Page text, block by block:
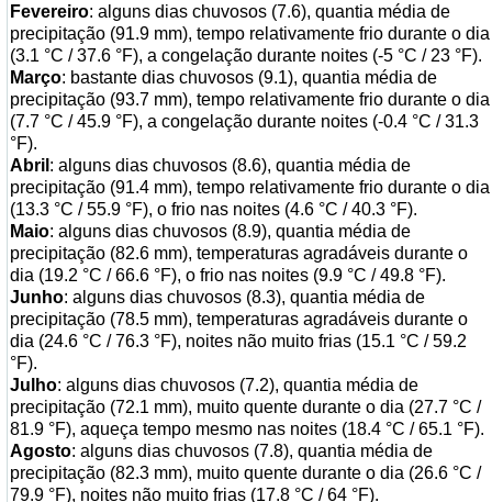
Fevereiro: alguns dias chuvosos (7.6), quantia média de
precipitação (91.9 mm), tempo relativamente frio durante o dia
(3.1 °C / 37.6 °F), a congelação durante noites (-5 °C / 23 °F).
Março: bastante dias chuvosos (9.1), quantia média de
precipitação (93.7 mm), tempo relativamente frio durante o dia
(7.7 °C / 45.9 °F), a congelação durante noites (-0.4 °C / 31.3
°F).
Abril : alguns dias chuvosos (8.6), quantia média de
precipitação (91.4 mm), tempo relativamente frio durante o dia
(13.3 °C / 55.9 °F), o frio nas noites (4.6 °C / 40.3 °F).
Maio: alguns dias chuvosos (8.9), quantia média de
precipitação (82.6 mm), temperaturas agradáveis durante o
dia (19.2 °C / 66.6 °F), o frio nas noites (9.9 °C / 49.8 °F).
Junho: alguns dias chuvosos (8.3), quantia média de
precipitação (78.5 mm), temperaturas agradáveis durante o
dia (24.6 °C / 76.3 °F), noites não muito frias (15.1 °C / 59.2
°F).
Julho: alguns dias chuvosos (7.2), quantia média de
precipitação (72.1 mm), muito quente durante o dia (27.7 °C /
81.9 °F), aqueça tempo mesmo nas noites (18.4 °C / 65.1 °F).
Agosto: alguns dias chuvosos (7.8), quantia média de
precipitação (82.3 mm), muito quente durante o dia (26.6 °C /
79.9 °F), noites não muito frias (17.8 °C / 64 °F).